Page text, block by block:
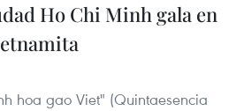
Ho Chi Minh gala en
hoa gao Viet" (Quintaesencia